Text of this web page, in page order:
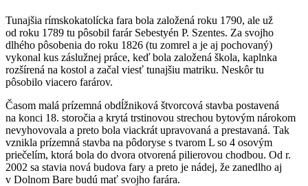
Tunajšia rímskokatolícka fara bola založená roku 1790, ale už
od roku 1789 tu pôsobil farár Sebestyén P. Szentes. Za svojho
dlhého pôsobenia do roku 1826 (tu zomrel a je aj pochovaný)
vykonal kus záslužnej práce, keď bola založená škola, kaplnka
rozšírená na kostol a začal viesť tunajšiu matriku. Neskôr tu
pôsobilo viacero farárov.
Časom malá prízemná obdĺžniková štvorcová stavba postavená
na konci 18. storočia a krytá trstinovou strechou bytovým nárokom
nevyhovovala a preto bola viackrát upravovaná a prestavaná. Tak
vznikla prízemná stavba na pôdoryse s tvarom L so 4 osovým
priečelím, ktorá bola do dvora otvorená pilierovou chodbou. Od r.
2002 sa stavia nová budova fary a preto je nádej, že zanedlho aj
v Dolnom Bare budú mať svojho farára.